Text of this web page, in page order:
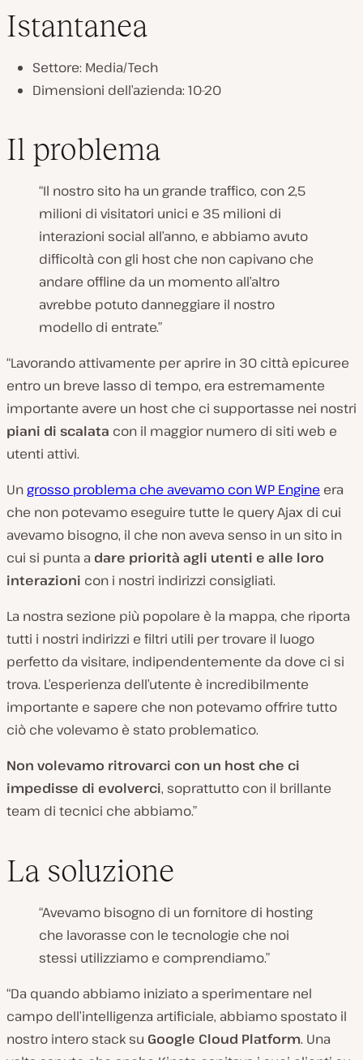
Istantanea
Settore: Media/Tech
Dimensioni dell’azienda: 10-20
Il problema
“Il nostro sito ha un grande traffico, con 2,5
milioni di visitatori unici e 35 milioni di
interazioni social all’anno, e abbiamo avuto
difficoltà con gli host che non capivano che
andare offline da un momento all’altro
avrebbe potuto danneggiare il nostro
modello di entrate.”
“Lavorando attivamente per aprire in 30 città epicuree
entro un breve lasso di tempo, era estremamente
importante avere un host che ci supportasse nei nostri
piani di scalata con il maggior numero di siti web e
utenti attivi.
Ungrosso problema che avevamo con WP Engine era
che non potevamo eseguire tutte le query Ajax di cui
avevamo bisogno, il che non aveva senso in un sito in
cui si punta a dare priorità agli utenti e alle loro
interazioni con i nostri indirizzi consigliati.
La nostra sezione più popolare è la mappa, che riporta
tutti i nostri indirizzi e filtri utili per trovare il luogo
perfetto da visitare, indipendentemente da dove ci si
trova. L’esperienza dell’utente è incredibilmente
importante e sapere che non potevamo offrire tutto
ciò che volevamo è stato problematico.
Non volevamo ritrovarci con un host che ci
impedisse di evolverci, soprattutto con il brillante
team di tecnici che abbiamo.”
La soluzione
“Avevamo bisogno di un fornitore di hosting
che lavorasse con le tecnologie che noi
stessi utilizziamo e comprendiamo.”
“Da quando abbiamo iniziato a sperimentare nel
campo dell’intelligenza artificiale, abbiamo spostato il
nostro intero stack su Google Cloud Platform. Una